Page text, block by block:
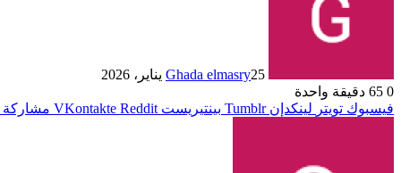
Ghada elmasry25 يناير، 2026
0
دقيقة واحدة
فيسبوك تويتر لينكدإن بينتيريست مشاركة